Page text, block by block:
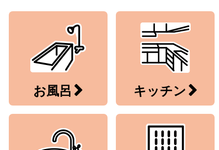
お風呂 キッチン